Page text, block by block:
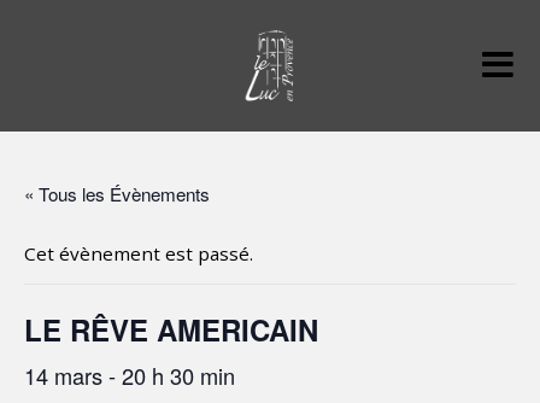
« Tous les Évènements
Cet évènement est passé.
LE RÊVE AMERICAIN
14 mars - 20 h 30 min